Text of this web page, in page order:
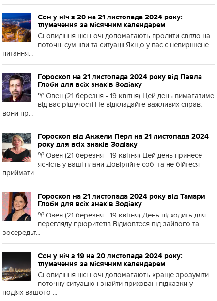
Сон у ніч з 20 на 21 листопада 2024 року:
тлумачення за місячним календарем
Сновидіння цієї ночі допомагають пролити світло на
поточні сумніви та ситуації Якщо у вас є невирішене
питання...
Гороскоп на 21 листопада 2024 року від Павла
Глоби для всіх знаків Зодіаку
♈️ Овен (21 березня - 19 квітня) Цей день вимагатиме
від вас рішучості Не відкладайте важливих справ,
вони пр...
Гороскоп від Анжели Перл на 21 листопада 2024
року для всіх знаків Зодіаку
♈️ Овен (21 березня - 19 квітня) Цей день принесе
ясність у ваші плани Довіряйте собі та не бійтеся
приймати ...
Гороскоп на 21 листопада 2024 року від Тамари
Глоби для всіх знаків Зодіаку
♈️ Овен (21 березня - 19 квітня) День підходить для
перегляду пріоритетів Відмовтеся від зайвого та
зосередьт...
Сон у ніч з 19 на 20 листопада 2024 року:
тлумачення за місячним календарем
Сновидіння цієї ночі допомагають краще зрозуміти
поточну ситуацію і знайти приховані підказки у
подіях вашого ...